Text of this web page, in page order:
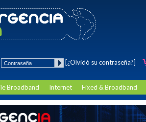
[¿Olvidó su contraseña?]
Broadband Internet Fixed & Broadband